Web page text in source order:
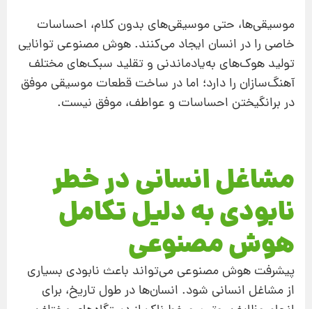
موسیقی‌ها، حتی موسیقی‌های بدون کلام، احساسات
خاصی را در انسان ایجاد می‌کنند. هوش مصنوعی توانایی
تولید هوک‌های به‌یادماندنی و تقلید سبک‌های مختلف
آهنگ‌سازان را دارد؛ اما در ساخت قطعات موسیقی موفق
در برانگیختن احساسات و عواطف، موفق نیست.
مشاغل انسانی در خطر
نابودی به دلیل تکامل
هوش مصنوعی
پیشرفت هوش مصنوعی می‌تواند باعث نابودی بسیاری
از مشاغل انسانی شود. انسان‌ها در طول تاریخ، برای